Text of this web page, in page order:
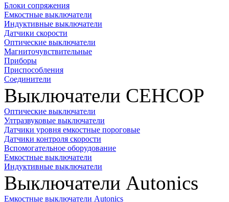
Блоки сопряжения
Емкостные выключатели
Индуктивные выключатели
Датчики скорости
Оптические выключатели
Магниточувствительные
Приборы
Приспособления
Соединители
Выключатели СЕНСОР
Оптические выключатели
Ултразвуковые выключатели
Датчики уровня емкостные пороговые
Датчики контроля скорости
Вспомогательное оборудование
Емкостные выключатели
Индуктивные выключатели
Выключатели Autonics
Емкостные выключатели Autonics